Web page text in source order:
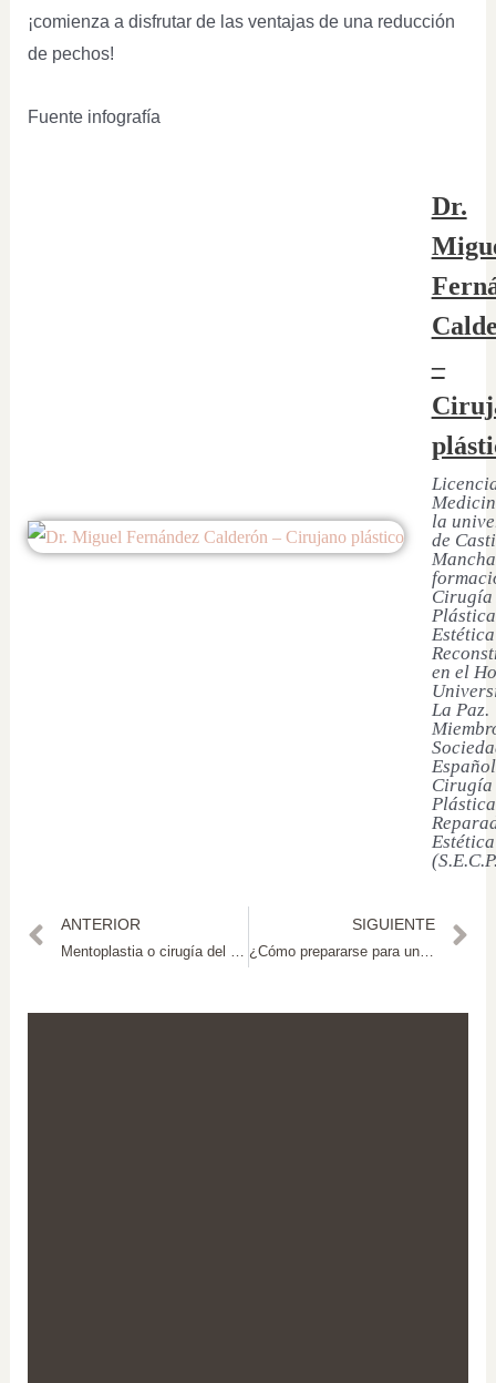
¡comienza a disfrutar de las ventajas de una reducción
de pechos!
Fuente infografía
Dr.
–
la
de
Cirugía
en el
La Paz.
Cirugía
Estética
ANTERIOR SIGUIENTE
¿Cómo prepararse para una cirugía?